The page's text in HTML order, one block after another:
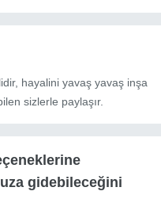
hayalini yavaş yavaş inşa
sizlerle paylaşır.
gidebileceğini